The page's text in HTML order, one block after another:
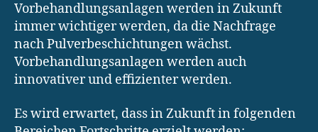
Vorbehandlungsanlagen werden in Zukunft
immer wichtiger werden, da die Nachfrage
nach Pulverbeschichtungen wächst.
Vorbehandlungsanlagen werden auch
innovativer und effizienter werden.
Es wird erwartet, dass in Zukunft in folgenden